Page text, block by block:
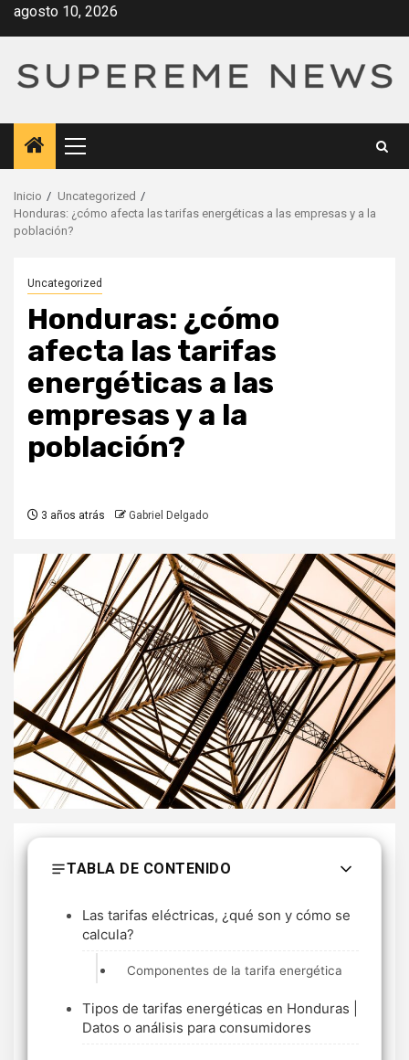
Saltar
agosto 10, 2026
Menú
principal
Inicio
Uncategorized
Honduras: ¿cómo afecta las tarifas energéticas a las empresas y a la
población?
Uncategorized
Honduras: ¿cómo
afecta las tarifas
energéticas a las
empresas y a la
población?
3 años atrás Gabriel Delgado
TABLA DE CONTENIDO
Las tarifas eléctricas, ¿qué son y cómo se
calcula?
Componentes de la tarifa energética
Tipos de tarifas energéticas en Honduras |
Datos o análisis para consumidores